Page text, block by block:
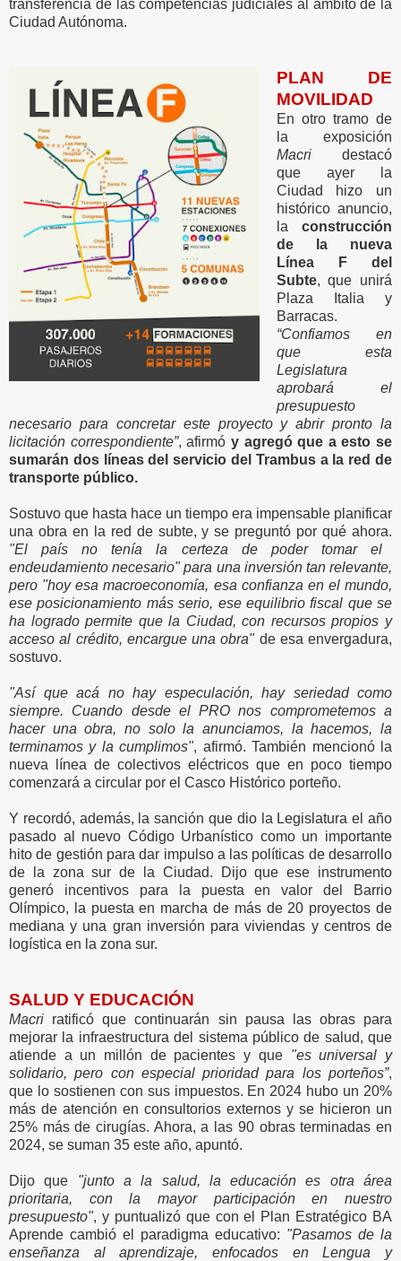
transferencia de las competencias judiciales al ámbito de la
Ciudad Autónoma.
PLAN DE
MOVILIDAD
En otro tramo de
la exposición
Macri destacó
que ayer la
Ciudad hizo un
histórico anuncio,
la construcción
de la nueva
Línea F del
Subte, que unirá
Plaza Italia y
Barracas.
“Confiamos en
que esta
Legislatura
aprobará el
presupuesto
necesario para concretar este proyecto y abrir pronto la
licitación correspondiente”, afirmó y agregó que a esto se
sumarán dos líneas del servicio del Trambus a la red de
transporte público.
Sostuvo que hasta hace un tiempo era impensable planificar
una obra en la red de subte, y se preguntó por qué ahora.
"El país no tenía la certeza de poder tomar el
endeudamiento necesario" para una inversión tan relevante,
pero "hoy esa macroeconomía, esa confianza en el mundo,
ese posicionamiento más serio, ese equilibrio fiscal que se
ha logrado permite que la Ciudad, con recursos propios y
acceso al crédito, encargue una obra" de esa envergadura,
sostuvo.
"Así que acá no hay especulación, hay seriedad como
siempre. Cuando desde el PRO nos comprometemos a
hacer una obra, no solo la anunciamos, la hacemos, la
terminamos y la cumplimos", afirmó. También mencionó la
nueva línea de colectivos eléctricos que en poco tiempo
comenzará a circular por el Casco Histórico porteño.
Y recordó, además, la sanción que dio la Legislatura el año
pasado al nuevo Código Urbanístico como un importante
hito de gestión para dar impulso a las políticas de desarrollo
de la zona sur de la Ciudad. Dijo que ese instrumento
generó incentivos para la puesta en valor del Barrio
Olímpico, la puesta en marcha de más de 20 proyectos de
mediana y una gran inversión para viviendas y centros de
logística en la zona sur.
SALUD Y EDUCACIÓN
Macri ratificó que continuarán sin pausa las obras para
mejorar la infraestructura del sistema público de salud, que
atiende a un millón de pacientes y que "es universal y
solidario, pero con especial prioridad para los porteños”,
que lo sostienen con sus impuestos. En 2024 hubo un 20%
más de atención en consultorios externos y se hicieron un
25% más de cirugías. Ahora, a las 90 obras terminadas en
2024, se suman 35 este año, apuntó.
Dijo que "junto a la salud, la educación es otra área
prioritaria, con la mayor participación en nuestro
presupuesto", y puntualizó que con el Plan Estratégico BA
Aprende cambió el paradigma educativo: "Pasamos de la
enseñanza al aprendizaje, enfocados en Lengua y